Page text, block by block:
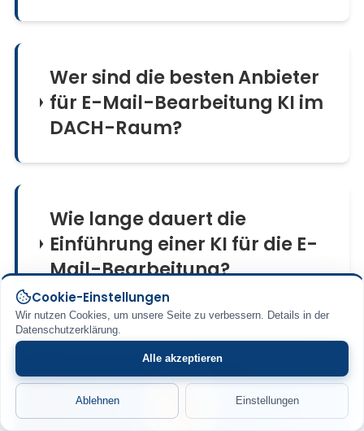
Cookie-Einstellungen
Wir nutzen Cookies, um unsere Seite zu verbessern. Details in der
Datenschutzerklärung.
Alle akzeptieren
Ablehnen Einstellungen
Wer sind die besten Anbieter
für E-Mail-Bearbeitung KI im
DACH-Raum?
Wie lange dauert die
Einführung einer KI für die E-
Mail-Bearbeitung?